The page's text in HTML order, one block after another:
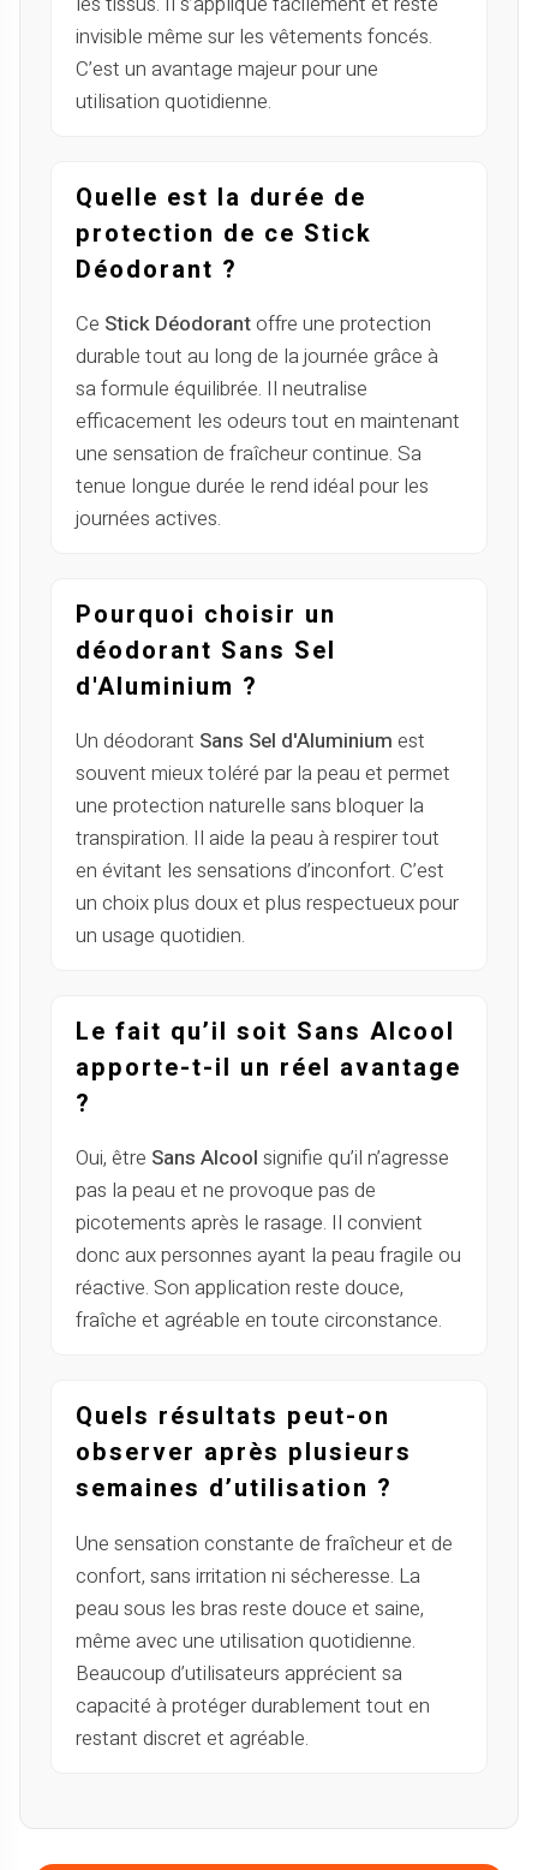
invisible même sur les vêtements foncés.
C’est un avantage majeur pour une
utilisation quotidienne.
Quelle est la durée de
protection de ce Stick
Déodorant ?
Ce Stick Déodorantoffre une protection
durable tout au long de la journée grâce à
sa formule équilibrée. Il neutralise
efficacement les odeurs tout en maintenant
une sensation de fraîcheur continue. Sa
tenue longue durée le rend idéal pour les
journées actives.
Pourquoi choisir un
déodorant Sans Sel
d'Aluminium ?
Un déodorant Sans Sel d'Aluminium est
souvent mieux toléré par la peau et permet
une protection naturelle sans bloquer la
transpiration. Il aide la peau à respirer tout
en évitant les sensations d’inconfort. C’est
un choix plus doux et plus respectueux pour
un usage quotidien.
Le fait qu’il soit Sans Alcool
apporte-t-il un réel avantage
?
Oui, être Sans Alcool signifie qu’il n’agresse
pas la peau et ne provoque pas de
picotements après le rasage. Il convient
donc aux personnes ayant la peau fragile ou
réactive. Son application reste douce,
fraîche et agréable en toute circonstance.
Quels résultats peut-on
observer après plusieurs
semaines d’utilisation ?
Une sensation constante de fraîcheur et de
confort, sans irritation ni sécheresse. La
peau sous les bras reste douce et saine,
même avec une utilisation quotidienne.
Beaucoup d’utilisateurs apprécient sa
capacité à protéger durablement tout en
restant discret et agréable.